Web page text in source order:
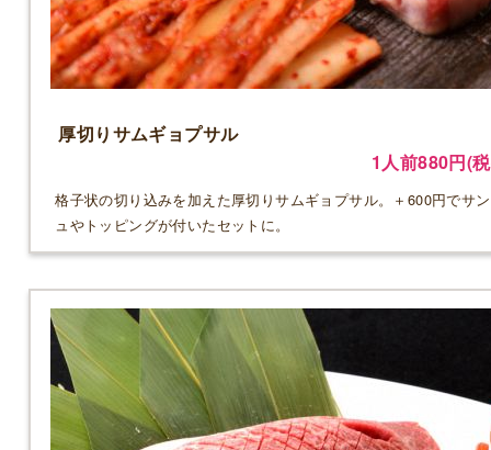
厚切りサムギョプサル
1人前880円(
格子状の切り込みを加えた厚切りサムギョプサル。＋600円でサ
ュやトッピングが付いたセットに。